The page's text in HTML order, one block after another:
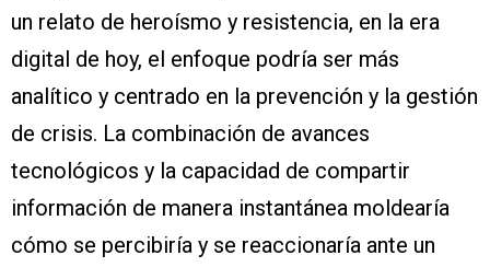
un relato de heroísmo y resistencia, en la era
digital de hoy, el enfoque podría ser más
analítico y centrado en la prevención y la gestión
de crisis. La combinación de avances
tecnológicos y la capacidad de compartir
información de manera instantánea moldearía
cómo se percibiría y se reaccionaría ante un